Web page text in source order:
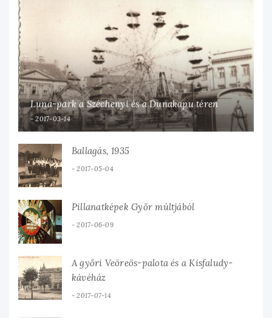
Luna-park a Széchenyi és a Dunakapu téren
2017-03-14
Ballagás, 1935
2017-05-04
Pillanatképek Győr múltjából
2017-06-09
A győri Veöreös-palota és a Kisfaludy-
kávéház
2017-07-14